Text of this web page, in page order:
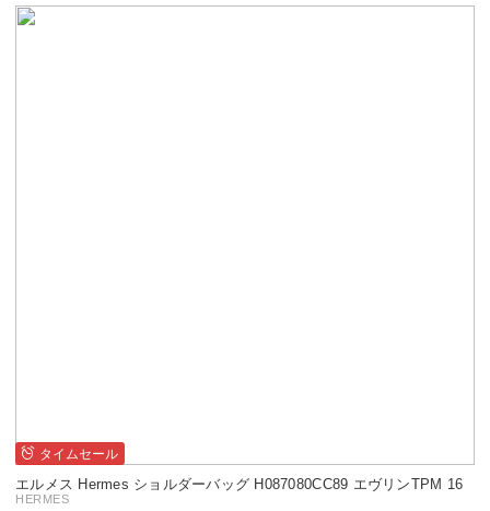
タイムセール
エルメス Hermes ショルダーバッグ H087080CC89 エヴリンTPM 16
HERMES